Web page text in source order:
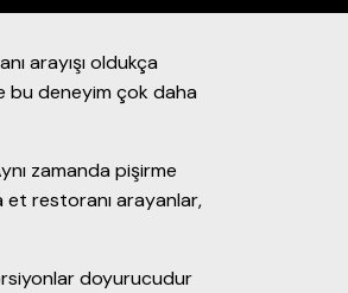
arayışı oldukça
bu deneyim çok daha
zamanda pişirme
et restoranı arayanlar,
doyurucudur